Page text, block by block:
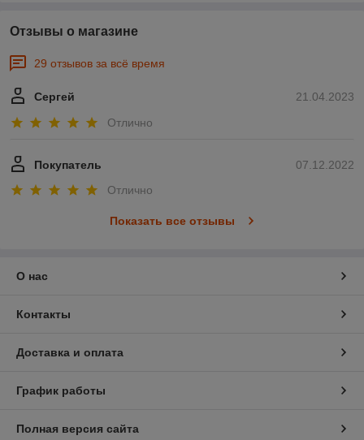
Отзывы о магазине
29 отзывов за всё время
21.04.2023
Сергей
Отлично
07.12.2022
Покупатель
Отлично
Показать все отзывы
О нас
Контакты
Доставка и оплата
График работы
Полная версия сайта